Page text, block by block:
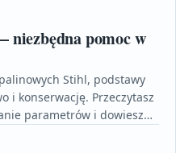
pomoc w
Stihl, podstawy
i konserwację. Przeczytasz
parametrów i dowiesz